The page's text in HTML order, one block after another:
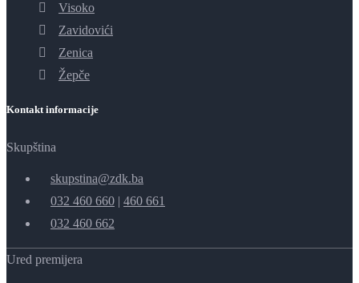
Visoko
Zavidovići
Zenica
Žepče
Kontakt informacije
Skupština
skupstina@zdk.ba
032 460 660 | 460 661
032 460 662
Ured premijera